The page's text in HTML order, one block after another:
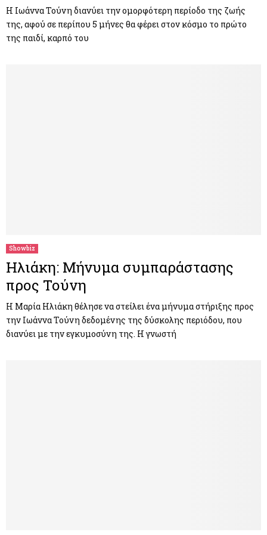
Η Ιωάννα Τούνη διανύει την ομορφότερη περίοδο της ζωής
της, αφού σε περίπου 5 μήνες θα φέρει στον κόσμο το πρώτο
της παιδί, καρπό του
Showbiz
Ηλιάκη: Μήνυμα συμπαράστασης
προς Τούνη
Η Μαρία Ηλιάκη θέλησε να στείλει ένα μήνυμα στήριξης προς
την Ιωάννα Τούνη δεδομένης της δύσκολης περιόδου, που
διανύει με την εγκυμοσύνη της. Η γνωστή